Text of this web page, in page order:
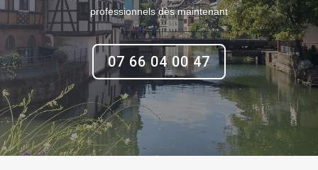
professionnels dès maintenant
07 66 04 00 47